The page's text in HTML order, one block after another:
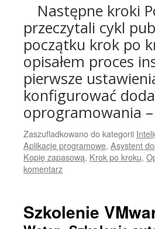
Następne kroki
przeczytali cykl
początku krok po
opisałem proces
pierwsze
konfigurować
oprogramowania
Zaszufladkowano do kategorii
Aplikacje programowe, Asystent
Kopię zapasową, Krok po kroku,
komentarz
Szkolenie